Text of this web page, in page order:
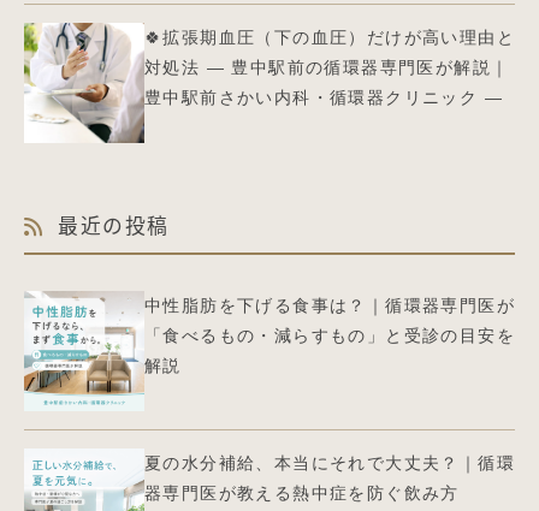
🍀拡張期血圧（下の血圧）だけが高い理由と
対処法 ― 豊中駅前の循環器専門医が解説｜
豊中駅前さかい内科・循環器クリニック ―
最近の投稿
中性脂肪を下げる食事は？｜循環器専門医が
「食べるもの・減らすもの」と受診の目安を
解説
夏の水分補給、本当にそれで大丈夫？｜循環
器専門医が教える熱中症を防ぐ飲み方